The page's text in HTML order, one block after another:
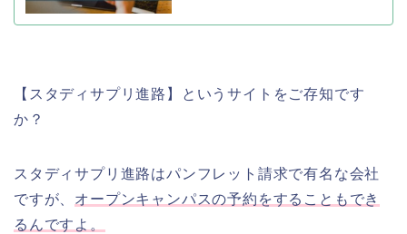
【スタディサプリ進路】というサイトをご存知です
か？
スタディサプリ進路はパンフレット請求で有名な会社
ですが、 オープンキャンパスの予約をすることもでき
るんですよ。